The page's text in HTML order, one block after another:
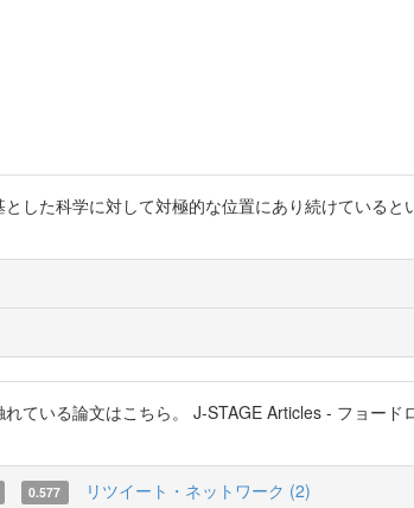
した科学に対して対極的な位置にあり続けている
ている論文はこちら。 J-STAGE Articles - フョー
0.577 リツイート・ネットワーク (2)